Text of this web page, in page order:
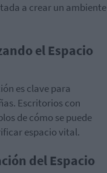
a crear un ambiente
el Espacio
es clave para
Escritorios con
de cómo se puede
espacio vital.
del Espacio